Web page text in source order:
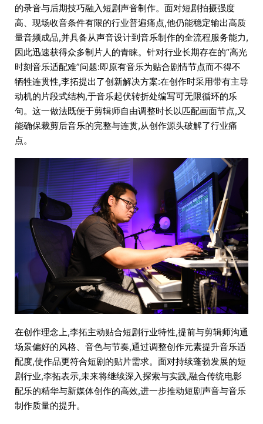
的录音与后期技巧融入短剧声音制作。面对短剧拍摄强度
高、现场收音条件有限的行业普遍痛点,他仍能稳定输出高质
量音频成品,并具备从声音设计到音乐制作的全流程服务能力,
因此迅速获得众多制片人的青睐。针对行业长期存在的“高光
时刻音乐适配难”问题:即原有音乐为贴合剧情节点而不得不
牺牲连贯性,李拓提出了创新解决方案:在创作时采用带有主导
动机的片段式结构,于音乐起伏转折处编写可无限循环的乐
句。这一做法既便于剪辑师自由调整时长以匹配画面节点,又
能确保裁剪后音乐的完整与连贯,从创作源头破解了行业痛
点。
在创作理念上,李拓主动贴合短剧行业特性,提前与剪辑师沟通
场景偏好的风格、音色与节奏,通过调整创作元素提升音乐适
配度,使作品更符合短剧的贴片需求。面对持续蓬勃发展的短
剧行业,李拓表示,未来将继续深入探索与实践,融合传统电影
配乐的精华与新媒体创作的高效,进一步推动短剧声音与音乐
制作质量的提升。